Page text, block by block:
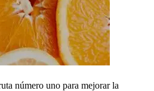
número uno para mejorar la